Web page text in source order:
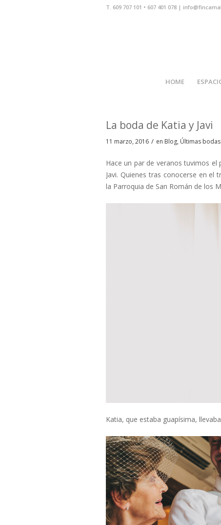
T. 609 707 101 • 607 401 078 |
HOME
La boda de Katia y Javi
11 marzo, 2016 / en Blog, Últimas bodas
Hace un par de veranos tuvimos el
Javi. Quienes tras conocerse en
la Parroquia de San Román de los
Katia, que estaba guapísima,